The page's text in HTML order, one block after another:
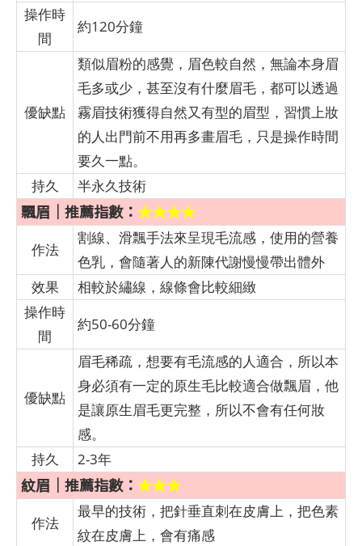
操作時
間
約120分鐘
優缺點
類似眉粉的感覺，眉色較自然，無論本身眉
毛多或少，甚至沒有什麼眉毛，都可以透過
霧眉技術獲得自然又有型的眉型，習慣上妝
的人出門前不用再多畫眉毛，只是操作時間
要久一點。
持久
半永久技術
飄眉｜推薦指數： ★★★★
作法
割線、滑飄手法來呈現毛流感，使用的營養
色乳，會隨著人的新陳代謝慢慢帶出體外
效果
相較於繡線，線條會比較細緻
操作時
間
約50-60分鐘
優缺點
眉毛稀疏，想要有毛流感的人適合，所以本
身必須有一定的原生毛比較適合做飄眉，他
是讓原生眉毛更完整，所以不會有任何妝
感。
持久
2-3年
紋眉｜推薦指數： ★★★
作法
最早的技術，把針垂直刺在皮膚上，把色素
紋在皮膚上，會有痛感